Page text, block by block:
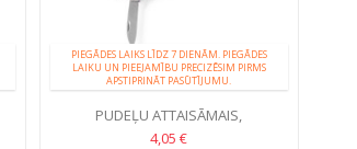
PIEGĀDES LAIKS LĪDZ 7 DIENĀM. PIEGĀDES
LAIKU UN PIEEJAMĪBU PRECIZĒSIM PIRMS
APSTIPRINĀT PASŪTĪJUMU.
PUDEĻU ATTAISĀMAIS,
DAUDZFUNKCIONĀLS
4,05 €